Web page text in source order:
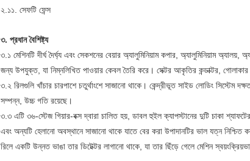
২.১১. সেফটি ফেন্স
৩. প্রধান বৈশিষ্ট্য
৩.১ মেশিনটি দীর্ঘ দৈর্ঘ্য এবং সেকশনের বেয়ার অ্যালুমিনিয়াম কপার, অ্যালুমিনিয়াম অ্যালয়,
জন্য উপযুক্ত, যা নিম্নলিখিত পাওয়ার কেবল তৈরি করে। সেক্টর আকৃতির কন্ডাক্টর, গোলাকার
৩.২ রিলগুলি খাঁচার চারপাশে চতুর্থাংশে সাজানো থাকে। কেন্দ্রীভূত সাইড লোডিং সিস্টেম
সম্পন্ন, উচ্চ গতি রয়েছে।
৩.৩ এটি ৩৬-স্টেজ গিয়ার-বক্স দ্বারা চালিত হয়, ডাবল হুইল ক্যাপস্টানের দুটি চাকা
এবং অন্যটি হেলানো অবস্থানে সাজানো থাকে যাতে বের করা উপাদানটির ভাল যত্ন নিশ্চিত
রিলে একটি উন্নত ভাঙা তার ডিটেক্টর লাগানো থাকে, যা তার ছিঁড়ে গেলে মেশিন